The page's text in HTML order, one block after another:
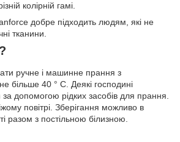
колірній гамі.
добре підходить людям, які не
тканини.
ручне і машинне прання з
більше 40 ° C. Деякі господині
допомогою рідких засобів для прання.
повітрі. Зберігання можливо в
разом з постільною білизною.